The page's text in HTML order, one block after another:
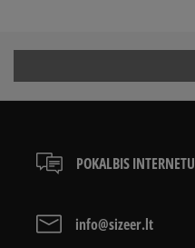
POKALBIS INTERNETU
info@sizeer.lt